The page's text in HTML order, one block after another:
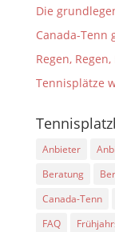
Die
Canada-Tenn
Regen, Regen,
Tennisplätze
Anbieter
Beratung
Canada-Tenn
FAQ